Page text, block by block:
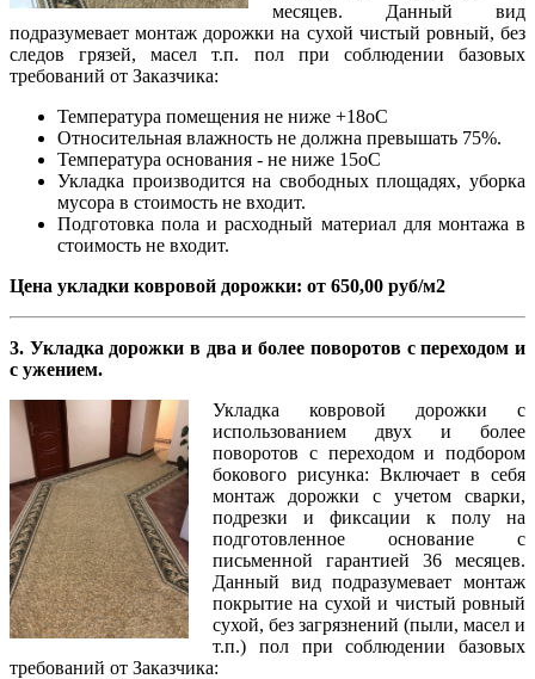
месяцев. Данный вид
подразумевает монтаж дорожки на сухой чистый ровный, без
следов грязей, масел т.п. пол при соблюдении базовых
требований от Заказчика:
Температура помещения не ниже +18оС
Относительная влажность не должна превышать 75%.
Температура основания - не ниже 15оС
Укладка производится на свободных площадях, уборка
мусора в стоимость не входит.
Подготовка пола и расходный материал для монтажа в
стоимость не входит.
Цена укладки ковровой дорожки: от 650,00 руб/м2
3. Укладка дорожки в два и более поворотов с переходом и
с ужением.
Укладка ковровой дорожки с
использованием двух и более
поворотов с переходом и подбором
бокового рисунка: Включает в себя
монтаж дорожки с учетом сварки,
подрезки и фиксации к полу на
подготовленное основание с
письменной гарантией 36 месяцев.
Данный вид подразумевает монтаж
покрытие на сухой и чистый ровный
сухой, без загрязнений (пыли, масел и
т.п.) пол при соблюдении базовых
требований от Заказчика: